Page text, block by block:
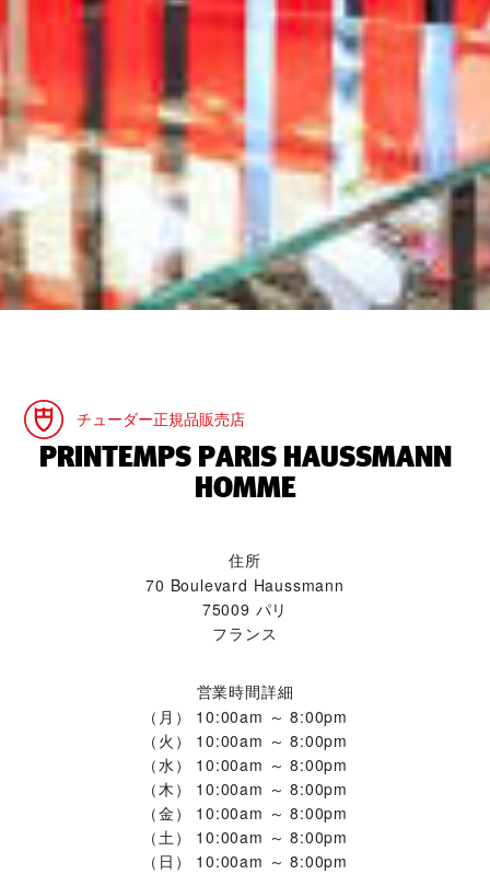
チューダー正規品販売店
‭PRINTEMPS PARIS HAUSSMANN
HOMME‬
住所
70 Boulevard Haussmann
75009 パリ
フランス
営業時間詳細
（月）
10:00am ～ 8:00pm
（火）
10:00am ～ 8:00pm
（水）
10:00am ～ 8:00pm
（木）
10:00am ～ 8:00pm
（金）
10:00am ～ 8:00pm
（土）
10:00am ～ 8:00pm
（日）
10:00am ～ 8:00pm